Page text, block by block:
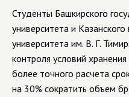
Студенты Башкирского
университета и
университета им. В. Г.
контроля условий
более точного расчета
на 30% сократить объем